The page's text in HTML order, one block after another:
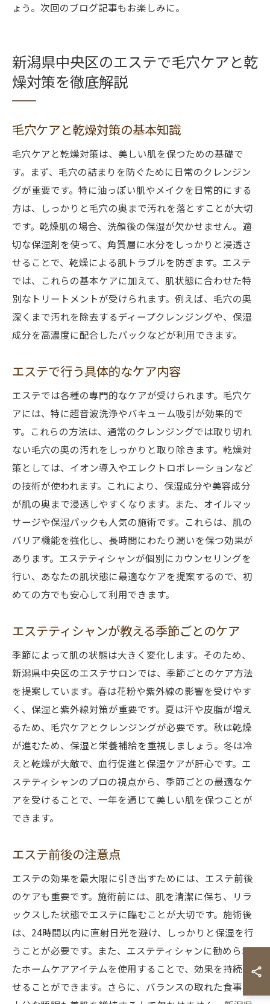
ょう。次回のブログ記事もお楽しみに。
新潟県中央区のエステで毛穴ケアと乾
燥対策を徹底解説
毛穴ケアと乾燥対策の基本知識
毛穴ケアと乾燥対策は、美しい肌を保つための基礎で
す。まず、毛穴の詰まりを防ぐために日常のクレンジン
グが重要です。特に油っぽい肌やメイクを日常的にする
方は、しっかりと毛穴の奥まで汚れを落とすことが大切
です。乾燥肌の場合、洗顔後の保湿が欠かせません。適
切な保湿剤を使って、角質層に水分をしっかりと浸透さ
せることで、乾燥による肌トラブルを防ぎます。エステ
では、これらの基本ケアに加えて、肌状態に合わせた特
別なトリートメントが受けられます。例えば、毛穴の奥
深くまで汚れを除去するディープクレンジングや、保湿
成分を高濃度に配合したパックなどが利用できます。
エステで行う具体的なケア内容
エステでは各種の専門的なケアが受けられます。毛穴ケ
アには、特に超音波洗浄やバキューム吸引が効果的で
す。これらの方法は、通常のクレンジングでは取り切れ
ない毛穴の奥の汚れをしっかりと取り除きます。乾燥対
策としては、イオン導入やエレクトロポレーションなど
の技術が使われます。これにより、保湿成分や美容成分
が肌の奥まで浸透しやすくなります。また、オイルマッ
サージや保湿パックも人気の施術です。これらは、肌の
バリア機能を強化し、長時間にわたり潤いを保つ効果が
あります。エステティシャンが個別にカウンセリングを
行い、あなたの肌状態に最適なケアを提案するので、初
めての方でも安心して利用できます。
エステティシャンが教える季節ごとのケア
季節によって肌の状態は大きく変化します。そのため、
新潟県中央区のエステサロンでは、季節ごとのケア方法
を提案しています。春は花粉や紫外線の影響を受けやす
く、保湿と紫外線対策が重要です。夏は汗や皮脂が増え
るため、毛穴ケアとクレンジングが必要です。秋は乾燥
が進むため、保湿と栄養補給を重視しましょう。冬は冷
えと乾燥が大敵で、血行促進と保湿ケアが肝心です。エ
ステティシャンのプロの視点から、季節ごとの最適なケ
アを受けることで、一年を通じて美しい肌を保つことが
できます。
エステ前後の注意点
エステの効果を最大限に引き出すためには、エステ前後
のケアも重要です。施術前には、肌を清潔に保ち、リラ
ックスした状態でエステに臨むことが大切です。施術後
は、24時間以内に直射日光を避け、しっかりと保湿を行
うことが必要です。また、エステティシャンに勧められ
たホームケアアイテムを使用することで、効果を持続さ
せることができます。さらに、バランスの取れた食事や